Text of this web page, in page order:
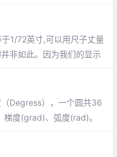
1/72英寸,可以用尺子丈量
非如此。因为我们的显示
Degress），一个圆共36
度(grad)、弧度(rad)。